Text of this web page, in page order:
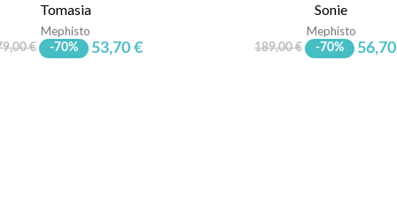
Tomasia
Mephisto
€ -70% 53,70 €
Sonie
Mephisto
189,00 € -70%